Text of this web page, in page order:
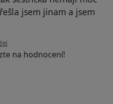
jsem jinam a jsem
Katerina
na hodnocení!